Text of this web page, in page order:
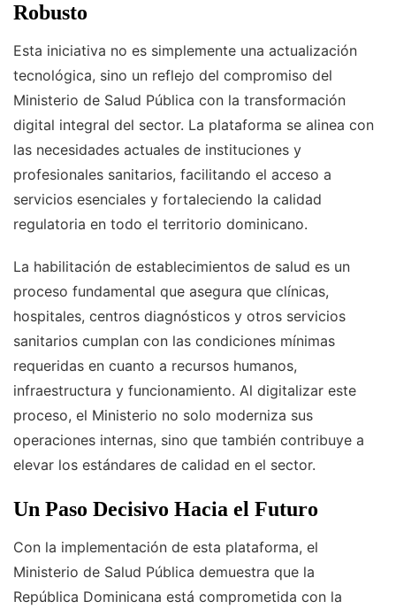
Robusto
Esta iniciativa no es simplemente una actualización
tecnológica, sino un reflejo del compromiso del
Ministerio de Salud Pública con la transformación
digital integral del sector. La plataforma se alinea con
las necesidades actuales de instituciones y
profesionales sanitarios, facilitando el acceso a
servicios esenciales y fortaleciendo la calidad
regulatoria en todo el territorio dominicano.
La habilitación de establecimientos de salud es un
proceso fundamental que asegura que clínicas,
hospitales, centros diagnósticos y otros servicios
sanitarios cumplan con las condiciones mínimas
requeridas en cuanto a recursos humanos,
infraestructura y funcionamiento. Al digitalizar este
proceso, el Ministerio no solo moderniza sus
operaciones internas, sino que también contribuye a
elevar los estándares de calidad en el sector.
Un Paso Decisivo Hacia el Futuro
Con la implementación de esta plataforma, el
Ministerio de Salud Pública demuestra que la
República Dominicana está comprometida con la